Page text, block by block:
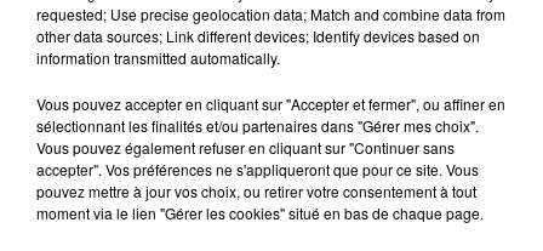
à l’équipe de Tarbes, au stade
Bourillot.
Publié : 17 avril 2021 à 8h00 par Fabrice Aubry
requested; Use precise geolocation data; Match and combine data from
other data sources; Link different devices; Identify devices based on
information transmitted automatically.
Vous pouvez accepter en cliquant sur "Accepter et fermer", ou affiner en
sélectionnant les finalités et/ou partenaires dans "Gérer mes choix".
Vous pouvez également refuser en cliquant sur "Continuer sans
accepter". Vos préférences ne s'appliqueront que pour ce site. Vous
pouvez mettre à jour vos choix, ou retirer votre consentement à tout
moment via le lien "Gérer les cookies" situé en bas de chaque page.